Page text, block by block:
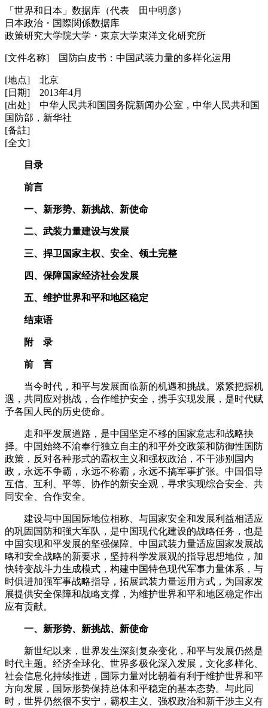
「世界和日本」数据库（代表 田中明彦）
日本政治・国際関係数据库
政策研究大学院大学・東京大学東洋文化研究所
[文件名称] 国防白皮书：中国武装力量的多样化运用
[地点] 北京
[日期] 2013年4月
[出处] 中华人民共和国国务院新闻办公室，中华人民共和国
国防部，新华社
[备註]
[全文]
目录
前言
一、新形势、新挑战、新使命
二、武装力量建设与发展
三、捍卫国家主权、安全、领土完整
四、保障国家经济社会发展
五、维护世界和平和地区稳定
结束语
附 录
前 言
当今时代，和平与发展面临新的机遇和挑战。紧紧把握机
遇，共同应对挑战，合作维护安全，携手实现发展，是时代赋
予各国人民的历史使命。
走和平发展道路，是中国坚定不移的国家意志和战略抉
择。中国始终不渝奉行独立自主的和平外交政策和防御性国防
政策，反对各种形式的霸权主义和强权政治，不干涉别国内
政，永远不争霸，永远不称霸，永远不搞军事扩张。中国倡导
互信、互利、平等、协作的新安全观，寻求实现综合安全、共
同安全、合作安全。
建设与中国国际地位相称、与国家安全和发展利益相适应
的巩固国防和强大军队，是中国现代化建设的战略任务，也是
中国实现和平发展的坚强保障。中国武装力量适应国家发展战
略和安全战略的新要求，坚持科学发展观的指导思想地位，加
快转变战斗力生成模式，构建中国特色现代军事力量体系，与
时俱进加强军事战略指导，拓展武装力量运用方式，为国家发
展提供安全保障和战略支撑，为维护世界和平和地区稳定作出
应有贡献。
一、新形势、新挑战、新使命
新世纪以来，世界发生深刻复杂变化，和平与发展仍然是
时代主题。经济全球化、世界多极化深入发展，文化多样化、
社会信息化持续推进，国际力量对比朝着有利于维护世界和平
方向发展，国际形势保持总体和平稳定的基本态势。与此同
时，世界仍然很不安宁，霸权主义、强权政治和新干涉主义有